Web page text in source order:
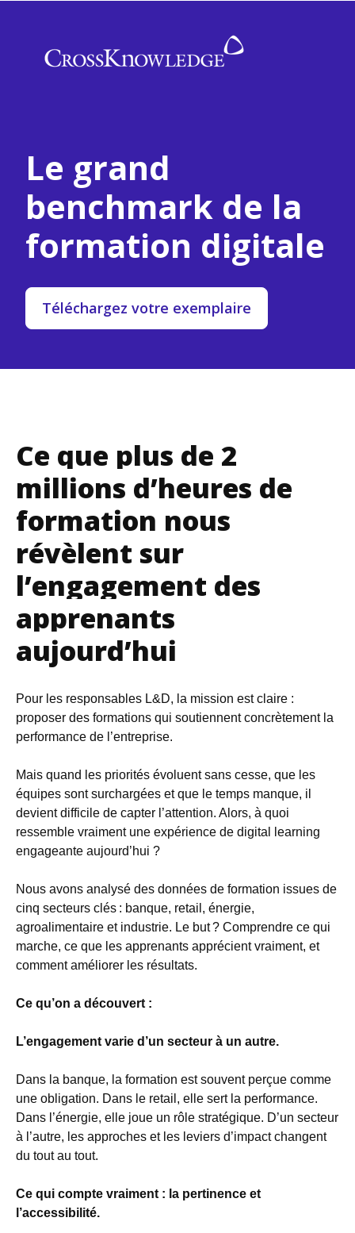
Le grand
benchmark de la
formation digitale
Téléchargez votre exemplaire
Ce que plus de 2
millions d’heures de
formation nous
révèlent sur
l’engagement des
apprenants
aujourd’hui
Pour les responsables L&D, la mission est claire :
proposer des formations qui soutiennent concrètement la
performance de l’entreprise.
Mais quand les priorités évoluent sans cesse, que les
équipes sont surchargées et que le temps manque, il
devient difficile de capter l’attention. Alors, à quoi
ressemble vraiment une expérience de digital learning
engageante aujourd’hui ?
Nous avons analysé des données de formation issues de
cinq secteurs clés : banque, retail, énergie,
agroalimentaire et industrie. Le but ? Comprendre ce qui
marche, ce que les apprenants apprécient vraiment, et
comment améliorer les résultats.
Ce qu’on a découvert :
L’engagement varie d’un secteur à un autre.
Dans la banque, la formation est souvent perçue comme
une obligation. Dans le retail, elle sert la performance.
Dans l’énergie, elle joue un rôle stratégique. D’un secteur
à l’autre, les approches et les leviers d’impact changent
du tout au tout.
Ce qui compte vraiment : la pertinence et
l’accessibilité.